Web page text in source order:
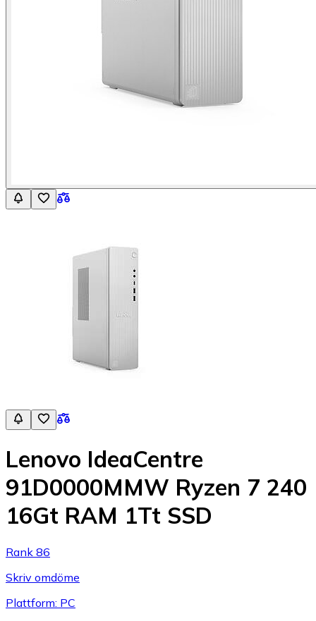
Lenovo IdeaCentre
91D0000MMW Ryzen 7 240
16Gt RAM 1Tt SSD
Rank 86
Skriv omdöme
Plattform: PC